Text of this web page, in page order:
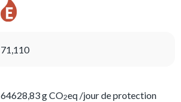
71,110
64628,83 g CO2eq /jour de protection